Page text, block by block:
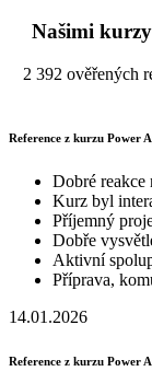
Našimi
2 392 ověřených
Reference z kurzu Power
Dobré reakce
Kurz byl
Příjemný
Dobře
Aktivní
Příprava,
14.01.2026
Reference z kurzu Power